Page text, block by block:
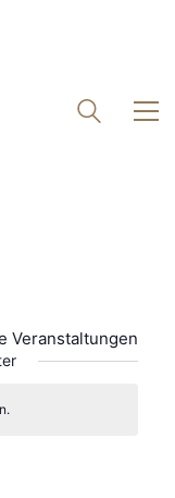
Veranstaltungen